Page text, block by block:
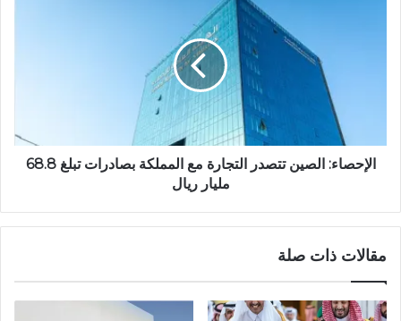
الإحصاء: الصين تتصدر التجارة مع المملكة بصادرات تبلغ 68.8
مليار ريال
مقالات ذات صلة